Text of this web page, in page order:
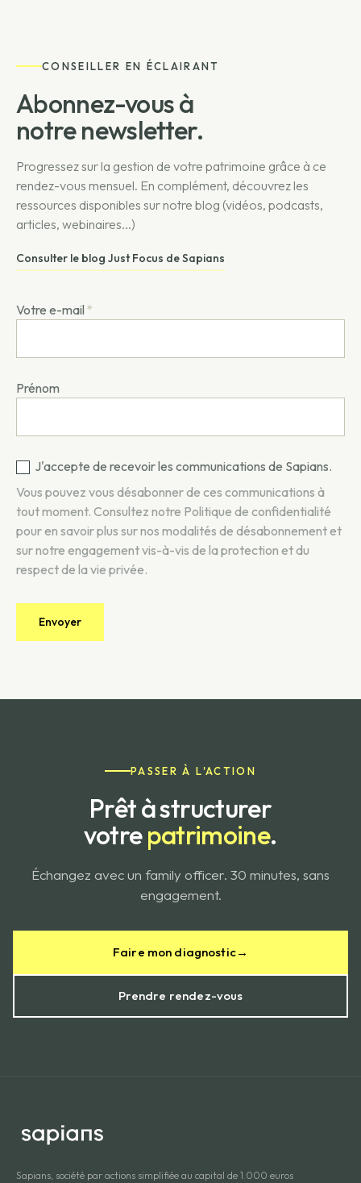
CONSEILLER EN ÉCLAIRANT
Abonnez-vous à
notre newsletter.
Progressez sur la gestion de votre patrimoine grâce à ce
rendez-vous mensuel. En complément, découvrez les
ressources disponibles sur notre blog (vidéos, podcasts,
articles, webinaires...)
Consulter le blog Just Focus de Sapians
Votre e-mail *
Prénom
J'accepte de recevoir les communications de Sapians.
Vous pouvez vous désabonner de ces communications à
tout moment. Consultez notre Politique de confidentialité
pour en savoir plus sur nos modalités de désabonnement et
sur notre engagement vis-à-vis de la protection et du
respect de la vie privée.
PASSER À L'ACTION
Prêt à structurer
votrepatrimoine.
Échangez avec un family officer. 30 minutes, sans
engagement.
Faire mon diagnostic→
Prendre rendez-vous
Sapians, société par actions simplifiée au capital de 1.000 euros